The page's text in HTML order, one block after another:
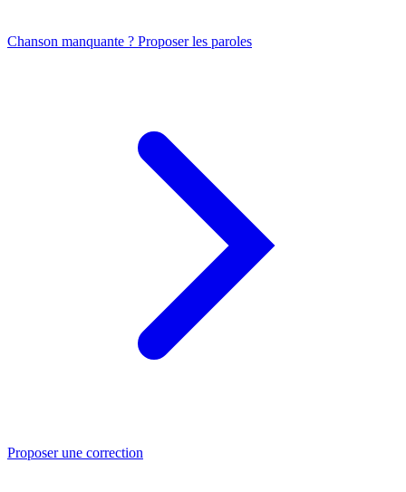
Chanson manquante ? Proposer les paroles
Proposer une correction